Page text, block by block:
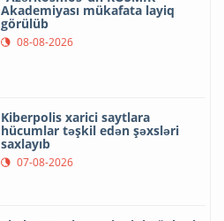
Akademiyası mükafata layiq
görülüb
08-08-2026
Kiberpolis xarici saytlara
hücumlar təşkil edən şəxsləri
saxlayıb
07-08-2026